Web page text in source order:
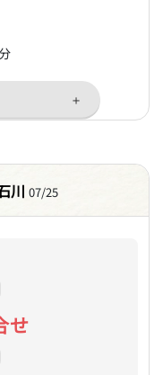
川 07/25
せ